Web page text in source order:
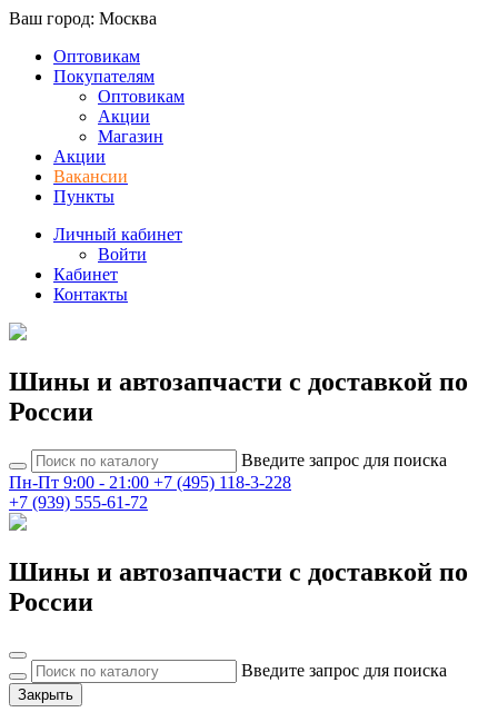
Ваш город: Москва
Оптовикам
Покупателям
Оптовикам
Акции
Магазин
Акции
Вакансии
Пункты
Личный кабинет
Войти
Кабинет
Контакты
Шины и автозапчасти с доставкой по
России
Введите запрос для поиска
Пн-Пт 9:00 - 21:00 +7 (495) 118-3-228
+7 (939) 555-61-72
Шины и автозапчасти с доставкой по
России
Введите запрос для поиска
Закрыть